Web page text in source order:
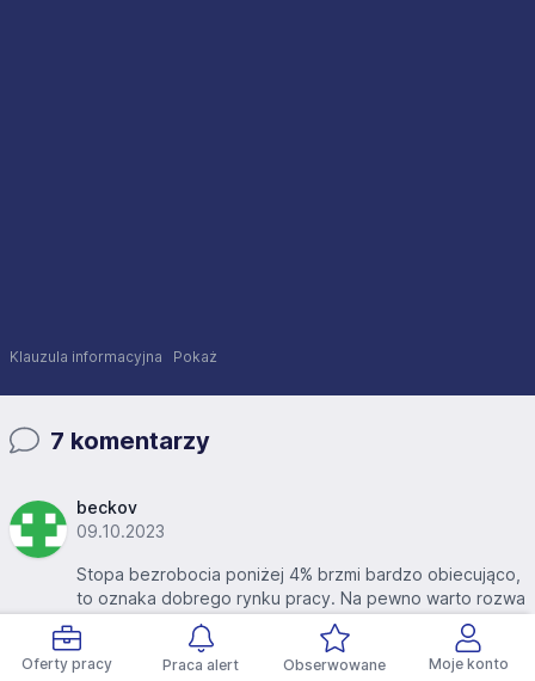
Oferty pracy Praca alert Obserwowane Moje konto
Klauzula informacyjna Pokaż
7 komentarzy
beckov
09.10.2023
Stopa bezrobocia poniżej 4% brzmi bardzo obiecująco,
to oznaka dobrego rynku pracy. Na pewno warto rozwa
żyć poszukiwanie pracowników w Stanach, zwłaszcza ż
e tam można znaleźć wiele specjalistów i wykwalifikowa
nej siły roboczej.